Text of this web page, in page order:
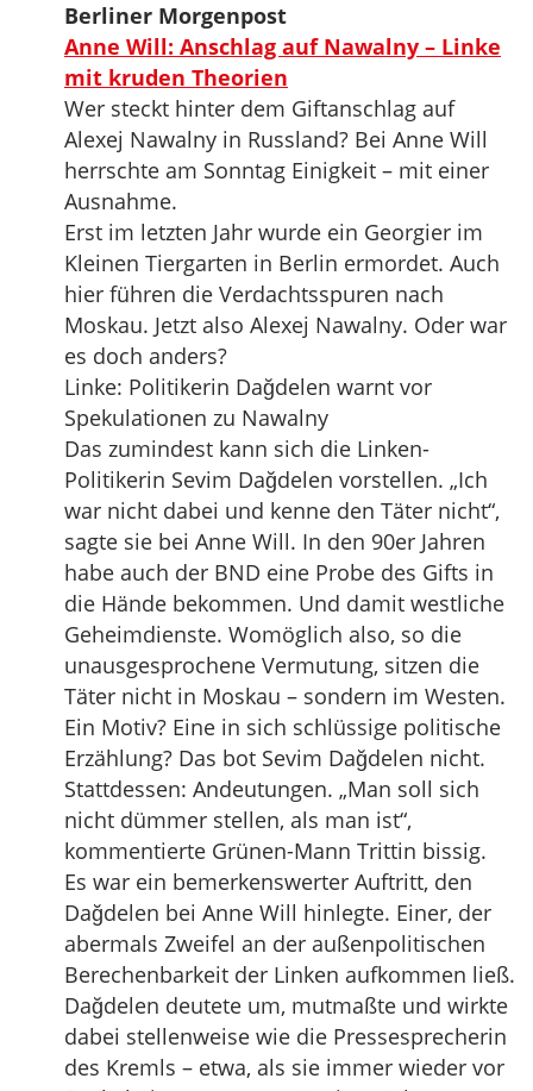
Berliner Morgenpost
Anne Will: Anschlag auf Nawalny – Linke
mit kruden Theorien
Wer steckt hinter dem Giftanschlag auf
Alexej Nawalny in Russland? Bei Anne Will
herrschte am Sonntag Einigkeit – mit einer
Ausnahme.
Erst im letzten Jahr wurde ein Georgier im
Kleinen Tiergarten in Berlin ermordet. Auch
hier führen die Verdachtsspuren nach
Moskau. Jetzt also Alexej Nawalny. Oder war
es doch anders?
Linke: Politikerin Dağdelen warnt vor
Spekulationen zu Nawalny
Das zumindest kann sich die Linken-
Politikerin Sevim Dağdelen vorstellen. „Ich
war nicht dabei und kenne den Täter nicht“,
sagte sie bei Anne Will. In den 90er Jahren
habe auch der BND eine Probe des Gifts in
die Hände bekommen. Und damit westliche
Geheimdienste. Womöglich also, so die
unausgesprochene Vermutung, sitzen die
Täter nicht in Moskau – sondern im Westen.
Ein Motiv? Eine in sich schlüssige politische
Erzählung? Das bot Sevim Dağdelen nicht.
Stattdessen: Andeutungen. „Man soll sich
nicht dümmer stellen, als man ist“,
kommentierte Grünen-Mann Trittin bissig.
Es war ein bemerkenswerter Auftritt, den
Dağdelen bei Anne Will hinlegte. Einer, der
abermals Zweifel an der außenpolitischen
Berechenbarkeit der Linken aufkommen ließ.
Dağdelen deutete um, mutmaßte und wirkte
dabei stellenweise wie die Pressesprecherin
des Kremls – etwa, als sie immer wieder vor